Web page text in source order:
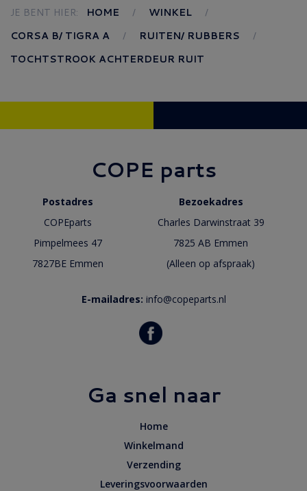
JE BENT HIER: HOME
WINKEL
CORSA B/ TIGRA A
RUITEN/ RUBBERS
TOCHTSTROOK ACHTERDEUR RUIT
COPE parts
Postadres
Bezoekadres
COPEparts
Charles Darwinstraat 39
Pimpelmees 47
7825 AB Emmen
7827BE Emmen
(Alleen op afspraak)
E-mailadres: info@copeparts.nl
Ga snel naar
Home
Winkelmand
Verzending
Leveringsvoorwaarden